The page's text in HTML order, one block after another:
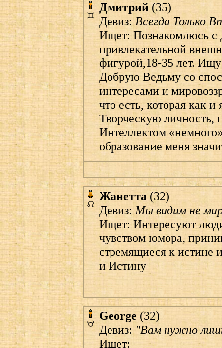
Дмитрий(35)
Девиз:Всегда Только
Ищет: Познакомлюсь с
привлекательной
фигурой,18-35 лет.
Добрую Ведьму со
интересами и
что есть, которая как и
Творческую личность,
Интеллектом
образование меня
Жанетта (32)
Девиз:Мы видим не
Ищет: Интересуют
чувством юмора,
стремящиеся к истине
и Истину
George (32)
Девиз: "Вам нужно
Ищет: